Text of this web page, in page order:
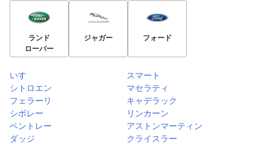
ランド
ローバー
ジャガー フォード
いすゞ
スマート
シトロエン
マセラティ
フェラーリ
キャデラック
シボレー
リンカーン
ベントレー
アストンマーティン
ダッジ
クライスラー